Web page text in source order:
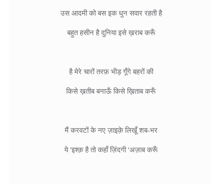
उस आदमी को बस इक धुन सवार रहती है
बहुत हसीन है दुनिया इसे ख़राब करूँ
है मेरे चारों तरफ़ भीड़ गूँगे बहरों की
किसे ख़तीब बनाऊँ किसे ख़िताब करूँ
मैं करवटों के नए ज़ाइक़े लिखूँ शब-भर
ये 'इश्क़ है तो कहाँ ज़िंदगी 'अज़ाब करूँ